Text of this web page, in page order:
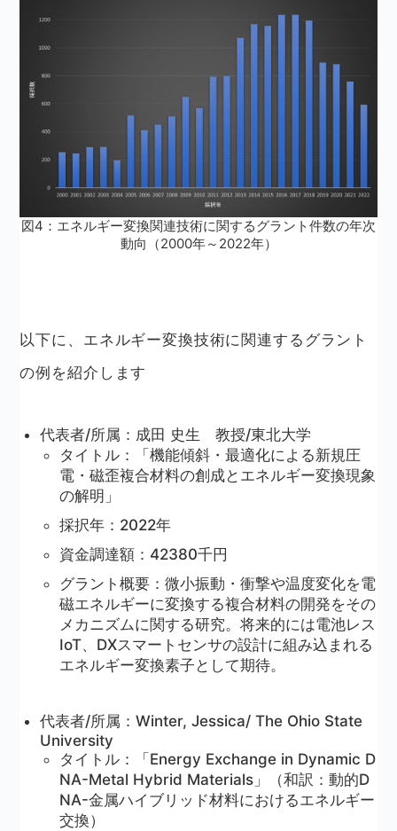
図4：エネルギー変換関連技術に関するグラント件数の年次
動向（2000年～2022年）
以下に、エネルギー変換技術に関連するグラント
の例を紹介します
代表者/所属：成田 史生 教授/東北大学
タイトル：「機能傾斜・最適化による新規圧
電・磁歪複合材料の創成とエネルギー変換現象
の解明」
採択年：2022年
資金調達額：42380千円
グラント概要：微小振動・衝撃や温度変化を電
磁エネルギーに変換する複合材料の開発をその
メカニズムに関する研究。将来的には電池レス
IoT、DXスマートセンサの設計に組み込まれる
エネルギー変換素子として期待。
代表者/所属：Winter, Jessica/ The Ohio State
University
タイトル：「Energy Exchange in Dynamic D
NA-Metal Hybrid Materials」（和訳：動的D
NA-金属ハイブリッド材料におけるエネルギー
交換）